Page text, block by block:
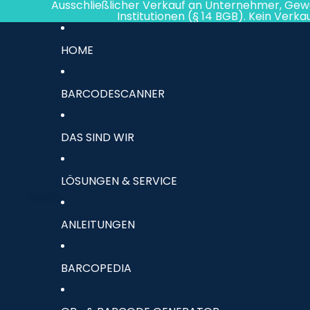
Ausschließlicher Verkauf an Unternehmer,
Institutionen (§ 14 BGB). Kein
HOME
BARCODESCANNER
DAS SIND WIR
LÖSUNGEN & SERVICE
ANLEITUNGEN
BARCOPEDIA